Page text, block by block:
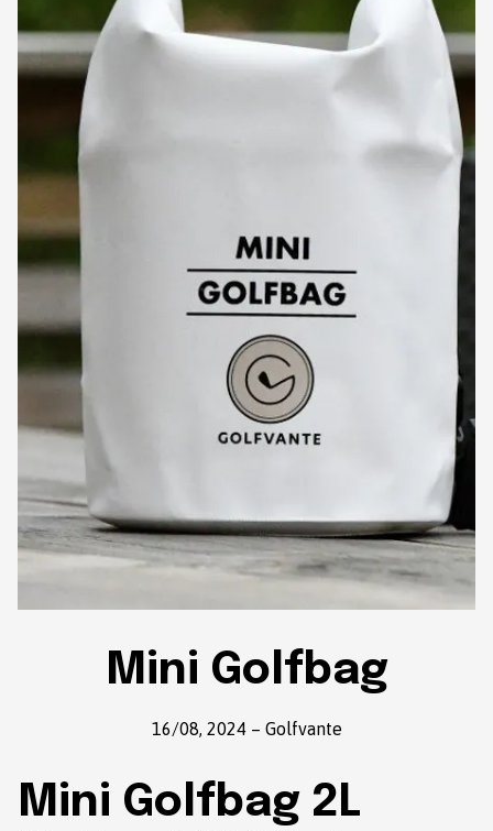
Mini Golfbag
16/08, 2024– Golfvante
Mini Golfbag 2L